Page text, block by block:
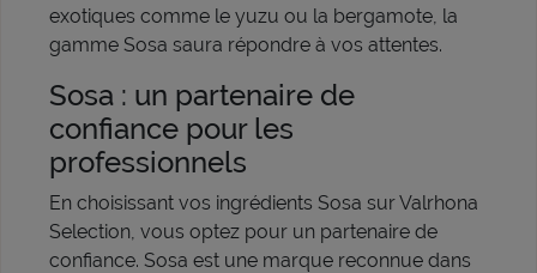
exotiques comme le yuzu ou la bergamote, la
gamme Sosa saura répondre à vos attentes.
Sosa : un partenaire de
confiance pour les
professionnels
En choisissant vos ingrédients Sosa sur Valrhona
Selection, vous optez pour un partenaire de
confiance. Sosa est une marque reconnue dans